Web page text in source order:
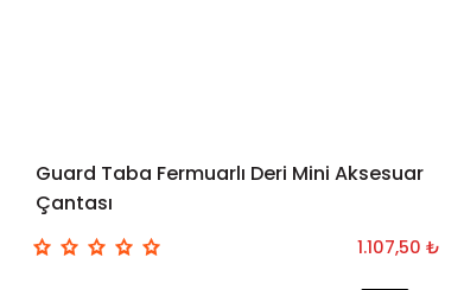
SEPETE EKLE
Guard Taba Fermuarlı Deri Mini Aksesuar
Çantası
1.107,50 ₺